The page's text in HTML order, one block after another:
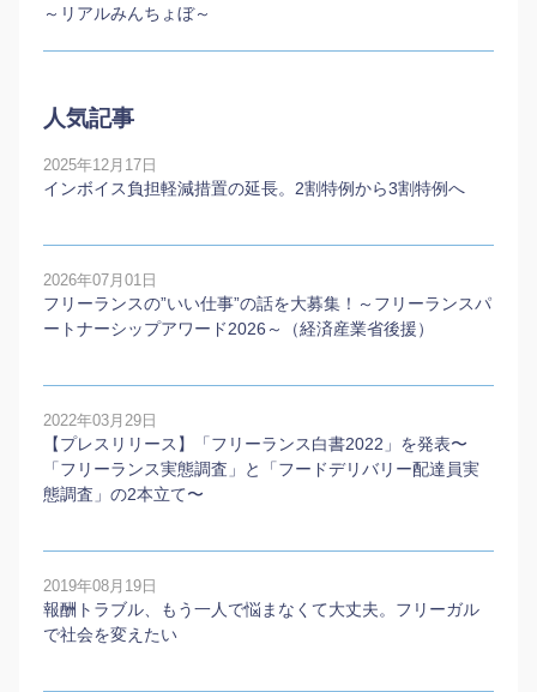
～リアルみんちょぼ～
人気記事
2025年12月17日
インボイス負担軽減措置の延長。2割特例から3割特例へ
2026年07月01日
フリーランスの”いい仕事”の話を大募集！～フリーランスパ
ートナーシップアワード2026～（経済産業省後援）
2022年03月29日
【プレスリリース】「フリーランス白書2022」を発表〜
「フリーランス実態調査」と「フードデリバリー配達員実
態調査」の2本⽴て〜
2019年08月19日
報酬トラブル、もう一人で悩まなくて大丈夫。フリーガル
で社会を変えたい